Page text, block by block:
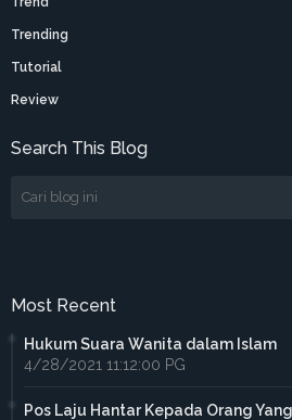
Trending
Tutorial
Review
Search This Blog
Most Recent
Hukum Suara Wanita dalam Islam
4/28/2021 11:12:00 PG
Pos Laju Hantar Kepada Orang